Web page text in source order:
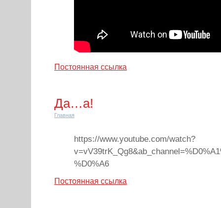
Постоянная ссылка
Да…а!
Главная
https://www.youtube.com/watch?
%D0%A6
Постоянная ссылка